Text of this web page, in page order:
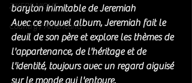
ZIKERS NIGHT
Country / Americana
baryton inimitable de Jeremiah
Avec ce nouvel album, Jeremiah fait le
deuil de son père et explore les thèmes de
l'appartenance, de l'héritage et de
l'identité, toujours avec un regard aiguisé
sur le monde qui l'entoure.